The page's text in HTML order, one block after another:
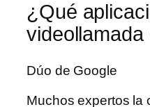
¿Qué
videollamada
Dúo de Google
Muchos expertos la